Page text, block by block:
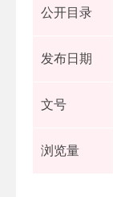
公开目录
发布日期
文号
浏览量